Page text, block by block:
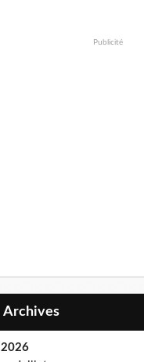
Publicité
Archives
2026